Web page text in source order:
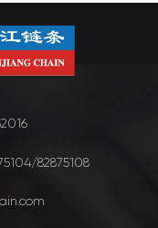
82875108